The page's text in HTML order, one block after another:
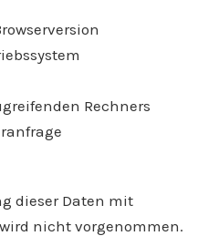
Rechners
dieser Daten mit
nicht vorgenommen.